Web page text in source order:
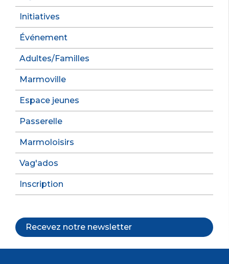
Initiatives
Événement
Adultes/Familles
Marmoville
Espace jeunes
Passerelle
Marmoloisirs
Vag'ados
Inscription
Recevez notre newsletter